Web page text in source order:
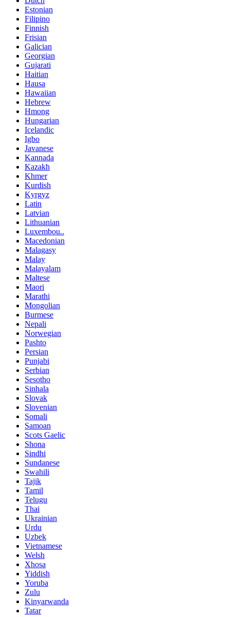
Estonian
Filipino
Finnish
Frisian
Galician
Georgian
Gujarati
Haitian
Hausa
Hawaiian
Hebrew
Hmong
Hungarian
Icelandic
Igbo
Javanese
Kannada
Kazakh
Khmer
Kurdish
Kyrgyz
Latin
Latvian
Lithuanian
Luxembou..
Macedonian
Malagasy
Malay
Malayalam
Maltese
Maori
Marathi
Mongolian
Burmese
Nepali
Norwegian
Pashto
Persian
Punjabi
Serbian
Sesotho
Sinhala
Slovak
Slovenian
Somali
Samoan
Scots Gaelic
Shona
Sindhi
Sundanese
Swahili
Tajik
Tamil
Telugu
Thai
Ukrainian
Urdu
Uzbek
Vietnamese
Welsh
Xhosa
Yiddish
Yoruba
Zulu
Kinyarwanda
Tatar